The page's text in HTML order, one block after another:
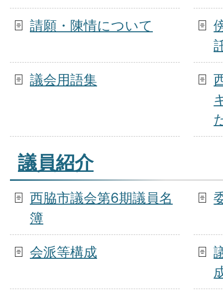
議会だより94号（令和8年8
2026年08月01日
西脇市議会 今後の活動予定
請願・陳情について
議会用語集
議員紹介
西脇市議会第6期議員名
簿
会派等構成